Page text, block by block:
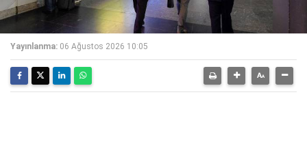
Yayınlanma: 06 Ağustos 2026 10:05